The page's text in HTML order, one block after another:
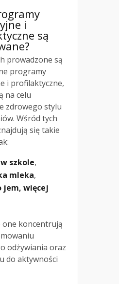
i
są
prowadzone są
programy
i profilaktyczne,
na celu
zdrowego stylu
Wśród tych
się takie
szkole,
mleka,
jem, więcej
one koncentrują
odżywiania oraz
do aktywności